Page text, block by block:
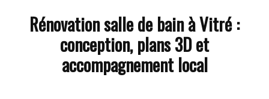
Rénovation salle de bain à Vitré :
conception, plans 3D et
accompagnement local